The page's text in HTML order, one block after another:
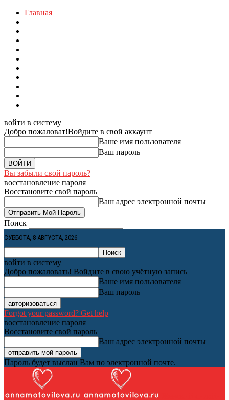
Главная
войти в систему
Добро пожаловат!Войдите в свой аккаунт
Ваше имя пользователя
Ваш пароль
Вы забыли свой пароль?
восстановление пароля
Восстановите свой пароль
Ваш адрес электронной почты
Поиск
СУББОТА, 8 АВГУСТА, 2026
войти в систему
Добро пожаловать! Войдите в свою учётную запись
Ваше имя пользователя
Ваш пароль
Forgot your password? Get help
восстановление пароля
Восстановите свой пароль
Ваш адрес электронной почты
Пароль будет выслан Вам по электронной почте.